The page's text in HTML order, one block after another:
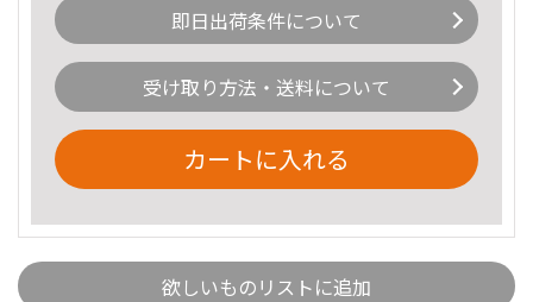
即日出荷条件について
受け取り方法・送料について
カートに入れる
欲しいものリストに追加